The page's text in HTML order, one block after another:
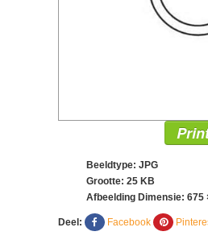
Beeldtype: JPG
Grootte: 25 KB
Afbeelding Dimensie: 675
Deel: Facebook